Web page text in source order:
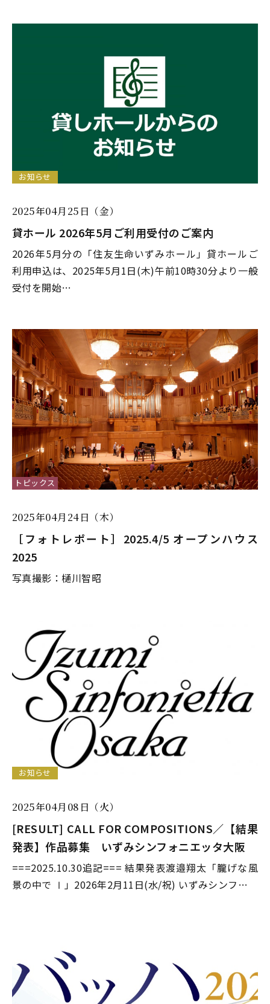
お知らせ
2025年04月25日（金）
貸ホール 2026年5月ご利用受付のご案内
2026年5月分の「住友生命いずみホール」貸ホールご
利用申込は、2025年5月1日(木)午前10時30分より一般
受付を開始…
トピックス
2025年04月24日（木）
［フォトレポート］2025.4/5 オープンハウス
2025
写真撮影：樋川智昭
お知らせ
2025年04月08日（火）
[RESULT] CALL FOR COMPOSITIONS／【結果
発表】作品募集 いずみシンフォニエッタ大阪
===2025.10.30追記=== 結果発表渡邉翔太「朧げな風
景の中で Ⅰ」2026年2月11日(水/祝) いずみシンフ…